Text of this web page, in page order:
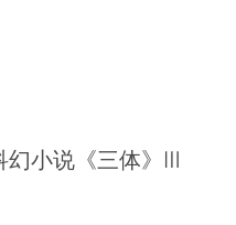
小说《三体》Ⅲ